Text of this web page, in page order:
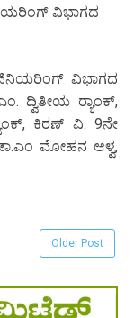
ವಿಭಾಗದ
ವಿಭಾಗದ
ದ್ವಿತೀಯ ರ‍್ಯಾಂಕ್,
ಕಿರಣ್ ವಿ. 9ನೇ
ಡಾ.ಎಂ ಮೋಹನ ಆಳ್ವ,
Older Post